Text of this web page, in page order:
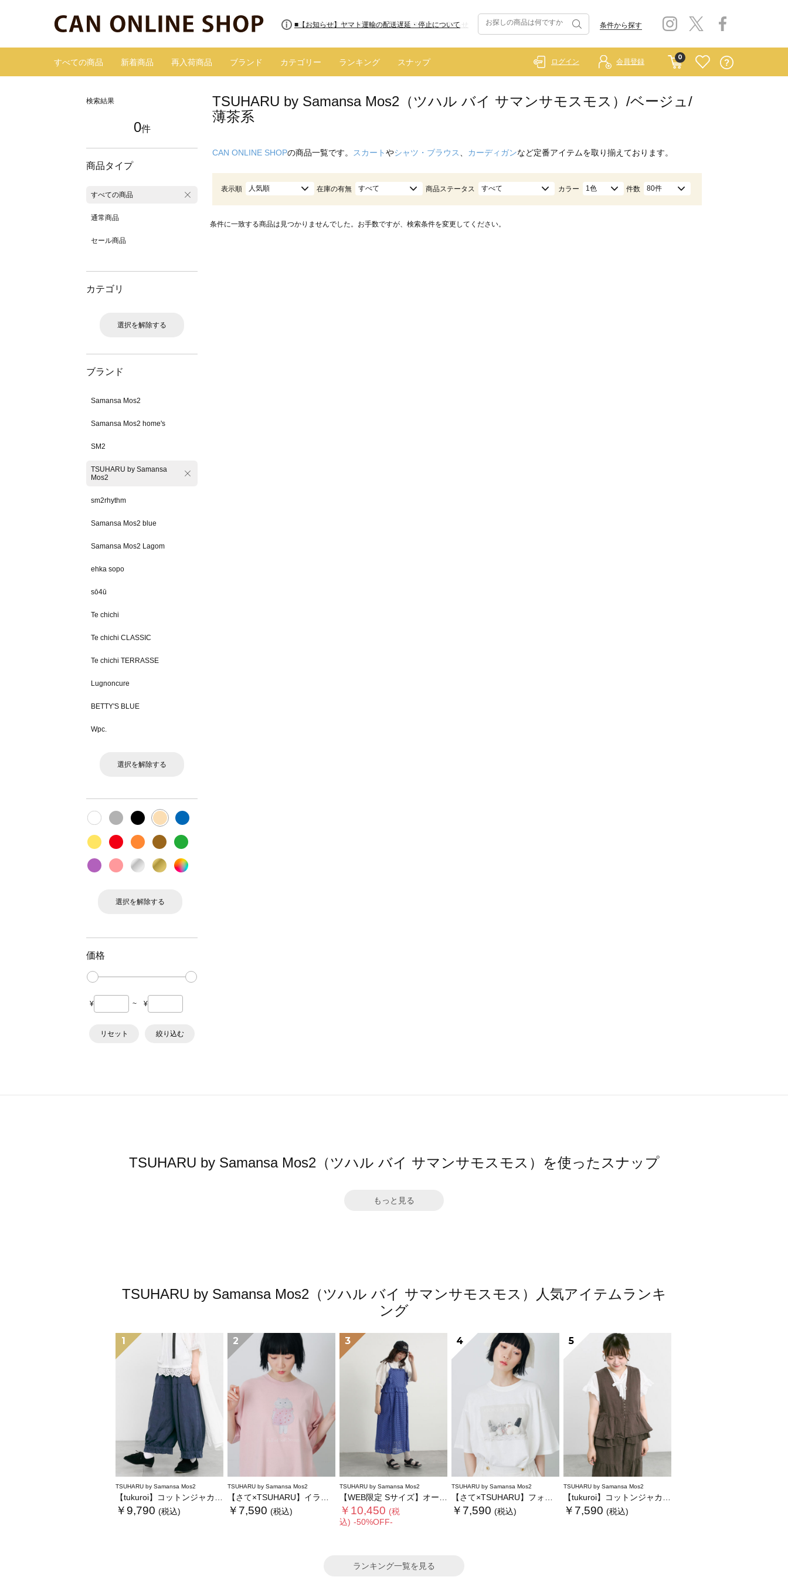
■8/13(木)AM2:00～サイトメンテナンス実施のお知らせ 条件から探す
すべての商品 新着商品 再入荷商品 ブランド カテゴリー ランキング スナップ
0
ログイン 会員登録
検索結果
0件
商品タイプ
すべての商品
通常商品
セール商品
カテゴリ
選択を解除する
ブランド
Samansa Mos2
Samansa Mos2 home's
SM2
TSUHARU by Samansa
Mos2
sm2rhythm
Samansa Mos2 blue
Samansa Mos2 Lagom
ehka sopo
sō4ū
Te chichi
Te chichi CLASSIC
Te chichi TERRASSE
Lugnoncure
BETTY'S BLUE
Wpc.
選択を解除する
選択を解除する
価格
¥ ~ ¥
リセット 絞り込む
TSUHARU by Samansa Mos2（ツハル バイ サマンサモスモス）/ベージュ/
薄茶系
CAN ONLINE SHOPの商品一覧です。 スカートやシャツ・ブラウス カーディガンなど定番アイテムを取り揃えております。
表示順 人気順 在庫の有無 すべて 商品ステータス すべて カラー 1色 件数 80件
条件に一致する商品は見つかりませんでした。お手数ですが、検索条件を変更してください。
TSUHARU by Samansa Mos2（ツハル バイ サマンサモスモス）を使ったスナップ
もっと見る
TSUHARU by Samansa Mos2（ツハル バイ サマンサモスモス）人気アイテムランキ
ング
1
TSUHARU by Samansa Mos2
【tukuroi】コットンジャカード製品染め裾フリルパンツ《WEB限定》
￥9,790 (税込)
2
TSUHARU by Samansa Mos2
【さて×TSUHARU】イラスト柄プリントTシャツ
￥7,590 (税込)
3
TSUHARU by Samansa Mos2
【WEB限定 Sサイズ】オーバーレースキャミワンピース
￥10,450 (税
込) -50%OFF-
4
TSUHARU by Samansa Mos2
【さて×TSUHARU】フォト柄プリントTシャツ
￥7,590 (税込)
5
TSUHARU by Samansa Mos2
【tukuroi】コットンジャカード製品染めベスト《WEB限定》
￥7,590 (税込)
ランキング一覧を見る